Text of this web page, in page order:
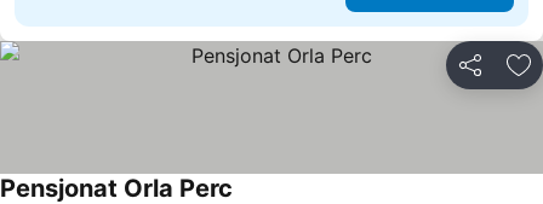
Zdieľať
Pensjonat Orla Perc